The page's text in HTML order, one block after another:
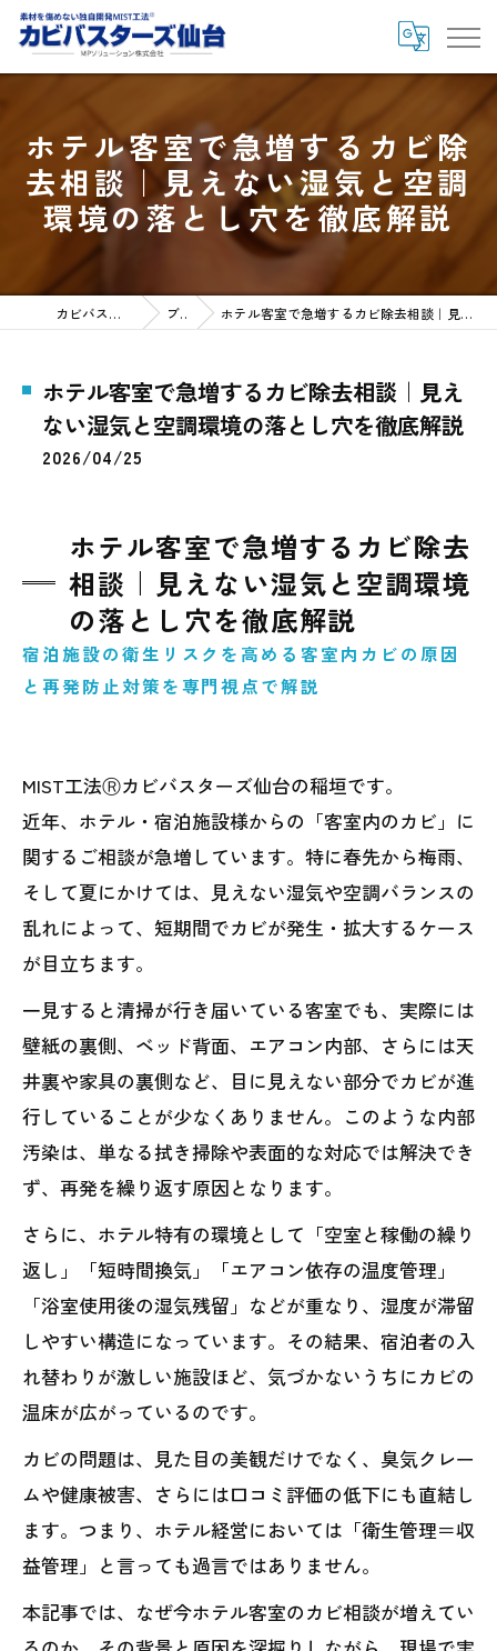
ホテル客室で急増するカビ除
去相談｜見えない湿気と空調
環境の落とし穴を徹底解説
カビバスターズ仙台HOME ブログ ホテル客室で急増するカビ除去相談｜見えない湿気と空調環境の落とし穴を徹底解説
ホテル客室で急増するカビ除去相談｜見え
ない湿気と空調環境の落とし穴を徹底解説
2026/04/25
ホテル客室で急増するカビ除去
相談｜見えない湿気と空調環境
の落とし穴を徹底解説
宿泊施設の衛生リスクを高める客室内カビの原因
と再発防止対策を専門視点で解説
MIST工法Ⓡカビバスターズ仙台の稲垣です。
近年、ホテル・宿泊施設様からの「客室内のカビ」に
関するご相談が急増しています。特に春先から梅雨、
そして夏にかけては、見えない湿気や空調バランスの
乱れによって、短期間でカビが発生・拡大するケース
が目立ちます。
一見すると清掃が行き届いている客室でも、実際には
壁紙の裏側、ベッド背面、エアコン内部、さらには天
井裏や家具の裏側など、目に見えない部分でカビが進
行していることが少なくありません。このような内部
汚染は、単なる拭き掃除や表面的な対応では解決でき
ず、再発を繰り返す原因となります。
さらに、ホテル特有の環境として「空室と稼働の繰り
返し」「短時間換気」「エアコン依存の温度管理」
「浴室使用後の湿気残留」などが重なり、湿度が滞留
しやすい構造になっています。その結果、宿泊者の入
れ替わりが激しい施設ほど、気づかないうちにカビの
温床が広がっているのです。
カビの問題は、見た目の美観だけでなく、臭気クレー
ムや健康被害、さらには口コミ評価の低下にも直結し
ます。つまり、ホテル経営においては「衛生管理＝収
益管理」と言っても過言ではありません。
本記事では、なぜ今ホテル客室のカビ相談が増えてい